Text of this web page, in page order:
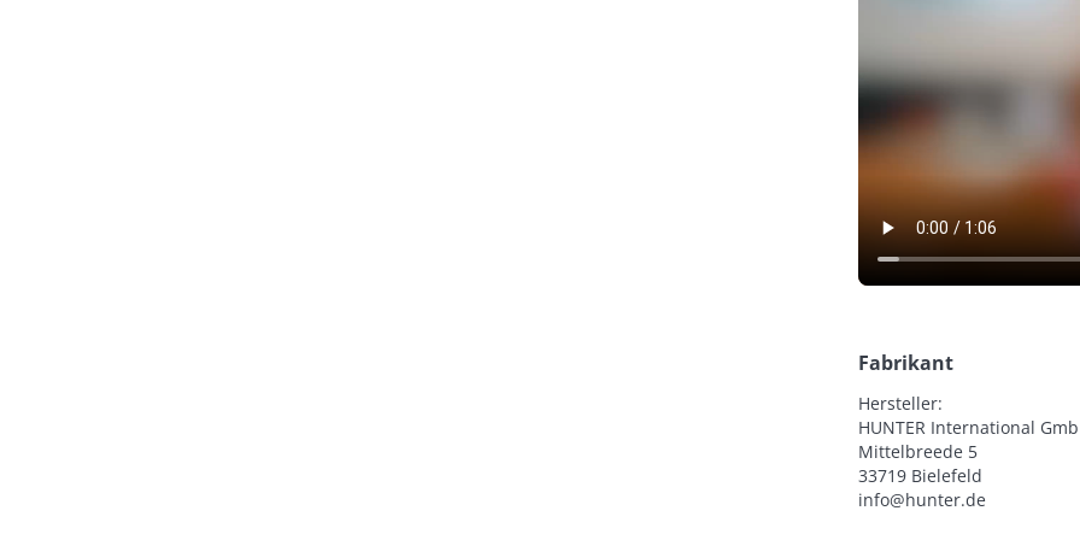
Fabrikant
Hersteller:
HUNTER International
Mittelbreede 5
33719 Bielefeld
info@hunter.de